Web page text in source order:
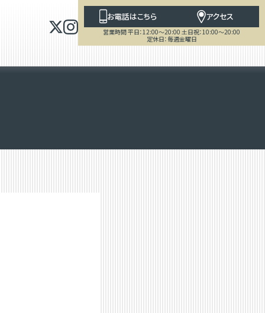
お電話はこちら アクセス
営業時間 平日：12:00～20:00 土日祝：10:00～20:00
定休日：毎週金曜日